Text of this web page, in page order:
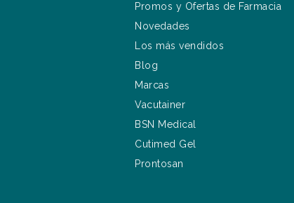
Promos y Ofertas de Farmacia
Novedades
Los más vendidos
Blog
Marcas
Vacutainer
BSN Medical
Cutimed Gel
Prontosan